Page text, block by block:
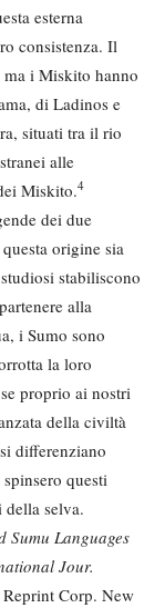
esterna
consistenza. Il
i Miskito hanno
di Ladinos e
situati tra il rio
alle
Miskito.4
dei due
origine sia
stabiliscono
alla
i Sumo sono
la loro
proprio ai nostri
della civiltà
differenziano
questi
selva.
Sumu Languages
Jour.
Corp. New